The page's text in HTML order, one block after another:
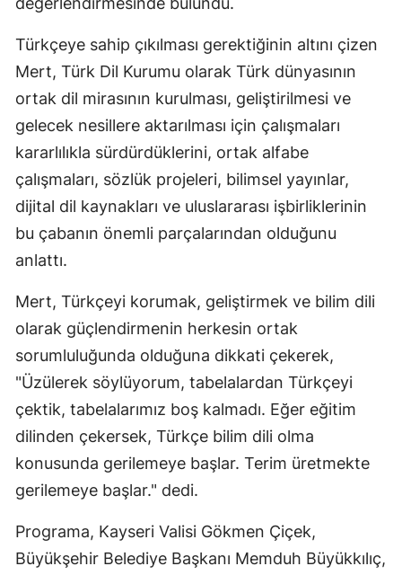
Türkçeye sahip çıkılması gerektiğinin altını çizen
Mert, Türk Dil Kurumu olarak Türk dünyasının
ortak dil mirasının kurulması, geliştirilmesi ve
gelecek nesillere aktarılması için çalışmaları
kararlılıkla sürdürdüklerini, ortak alfabe
çalışmaları, sözlük projeleri, bilimsel yayınlar,
dijital dil kaynakları ve uluslararası işbirliklerinin
bu çabanın önemli parçalarından olduğunu
anlattı.
Mert, Türkçeyi korumak, geliştirmek ve bilim dili
olarak güçlendirmenin herkesin ortak
sorumluluğunda olduğuna dikkati çekerek,
"Üzülerek söylüyorum, tabelalardan Türkçeyi
çektik, tabelalarımız boş kalmadı. Eğer eğitim
dilinden çekersek, Türkçe bilim dili olma
konusunda gerilemeye başlar. Terim üretmekte
gerilemeye başlar." dedi.
Programa, Kayseri Valisi Gökmen Çiçek,
Büyükşehir Belediye Başkanı Memduh Büyükkılıç,